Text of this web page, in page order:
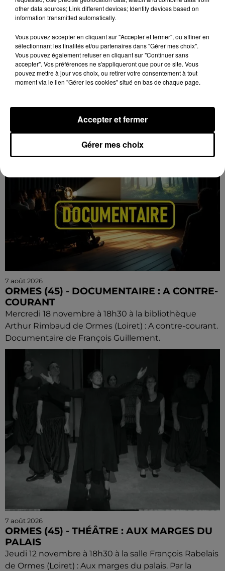
7 août 2026
RAMBOUILLET (78) - CHŒURS D’OPÉRAS
ET OPÉRETTES
Dimanche 15 novembre à 16h30 à la salle Patenôtre
de Rambouillet (Yvelines) : Chœurs d’opéras et
7 août 2026
ORMES (45) - DOCUMENTAIRE : A CONTRE-
COURANT
Mercredi 18 novembre à 18h30 à la bibliothèque
Arthur Rimbaud de Ormes (Loiret) : A contre-courant.
Documentaire de François Guillement.
7 août 2026
ORMES (45) - THÉÂTRE : AUX MARGES DU
PALAIS
Jeudi 12 novembre à 18h30 à la salle François Rabelais
de Ormes (Loiret) : Aux marges du palais. Par la
other data sources; Link different devices; Identify devices based on
information transmitted automatically.
Vous pouvez accepter en cliquant sur "Accepter et fermer", ou affiner en
sélectionnant les finalités et/ou partenaires dans "Gérer mes choix".
Vous pouvez également refuser en cliquant sur "Continuer sans
accepter". Vos préférences ne s'appliqueront que pour ce site. Vous
pouvez mettre à jour vos choix, ou retirer votre consentement à tout
moment via le lien "Gérer les cookies" situé en bas de chaque page.
Gérer mes choix
Accepter et fermer